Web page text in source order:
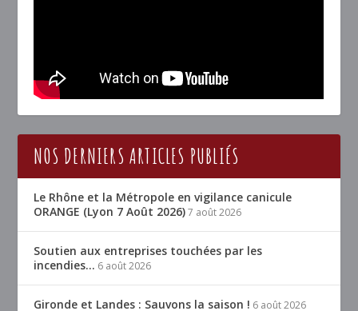
NOS DERNIERS ARTICLES PUBLIÉS
Le Rhône et la Métropole en vigilance canicule
ORANGE (Lyon 7 Août 2026) 7 août 2026
Soutien aux entreprises touchées par les
incendies… 6 août 2026
Gironde et Landes : Sauvons la saison ! 6 août 2026